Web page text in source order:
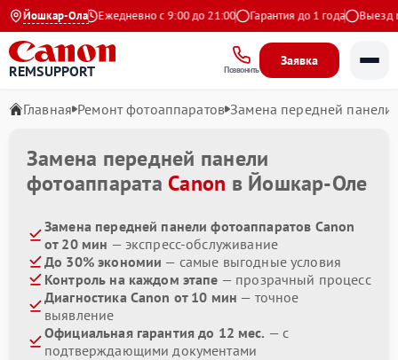
Йошкар-Ола
4.9 на Яндекс Ежедневно с 9:00 до 21:00 Гарантия до 1 года Выезд
REMSUPPORT Позвонить
Заявка
Главная Ремонт фотоаппаратов Замена передней панели
Замена передней панели
фотоаппарата Canon в Йошкар-Оле
Замена передней панели фотоаппаратов Canon
от 20 мин — экспресс-обслуживание
До 30% экономии — самые выгодные условия
Контроль на каждом этапе — прозрачный процесс
Диагностика Canon от 10 мин — точное
выявление
Официальная гарантия до 12 мес. — с
подтверждающими документами